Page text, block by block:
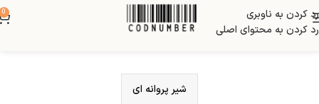
رد کردن به ناوبری
رد کردن به محتوای اصلی
0
شیر پروانه ای